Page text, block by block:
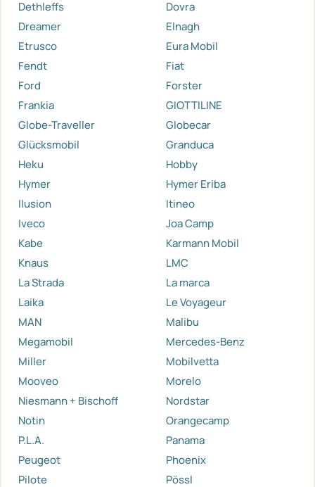
Dethleffs
Dovra
Dreamer
Elnagh
Etrusco
Eura Mobil
Fendt
Fiat
Ford
Forster
Frankia
GIOTTILINE
Globe-Traveller
Globecar
Glücksmobil
Granduca
Heku
Hobby
Hymer
Hymer Eriba
Ilusion
Itineo
Iveco
Joa Camp
Kabe
Karmann Mobil
Knaus
LMC
La Strada
La marca
Laika
Le Voyageur
MAN
Malibu
Megamobil
Mercedes-Benz
Miller
Mobilvetta
Mooveo
Morelo
Niesmann + Bischoff
Nordstar
Notin
Orangecamp
P.L.A.
Panama
Peugeot
Phoenix
Pilote
Pössl